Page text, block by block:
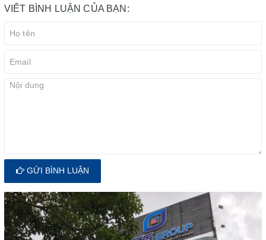
VIẾT BÌNH LUẬN CỦA BẠN:
GỬI BÌNH LUẬN